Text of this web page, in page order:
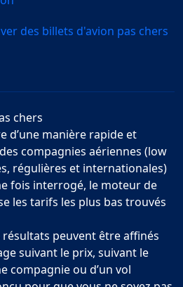
des billets d'avion pas chers
chers
d’une manière rapide et
compagnies aériennes (low
régulières et internationales)
fois interrogé, le moteur de
les tarifs les plus bas trouvés
résultats peuvent être affinés
suivant le prix, suivant le
compagnie ou d’un vol